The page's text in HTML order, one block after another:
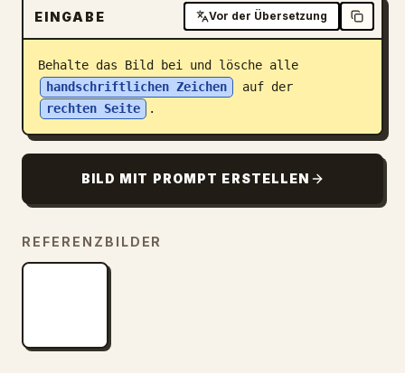
Download
Blog
Updates
EINGABE Vor der Übersetzung
Behalte das Bild bei und lösche alle
handschriftlichen Zeichen
auf der
rechten Seite
.
BILD MIT PROMPT ERSTELLEN
REFERENZBILDER